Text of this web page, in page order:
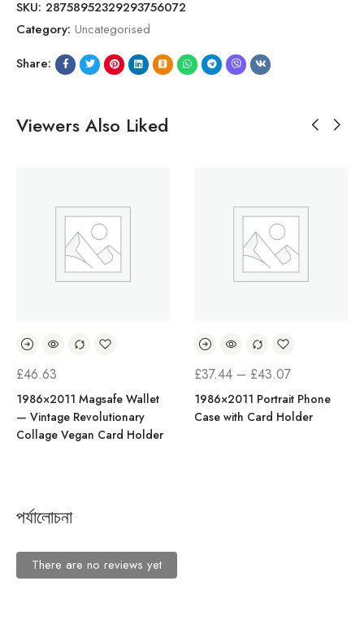
SKU: 28758952329293756072
Category: Uncategorised
Share:
Viewers Also Liked
£46.63
1986×2011 Magsafe Wallet
— Vintage Revolutionary
Collage Vegan Card Holder
£37.44 – £43.07মূল্য
সীমা:
£37.44
1986×2011 Portrait Phone
Case with Card Holder
পর্যালোচনা
There are no reviews yet